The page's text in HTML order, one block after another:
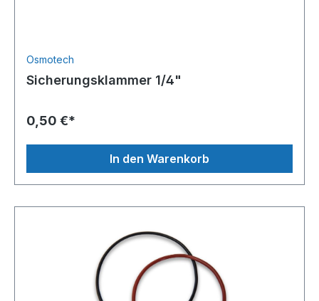
Osmotech
Sicherungsklammer 1/4"
0,50 €*
In den Warenkorb